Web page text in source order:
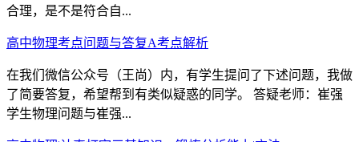
合理，是不是符合自...
高中物理考点问题与答复A考点解析
在我们微信公众号（王尚）内，有学生提问了下述问题，我做
了简要答复，希望帮到有类似疑惑的同学。 答疑老师：崔强
学生物理问题与崔强...